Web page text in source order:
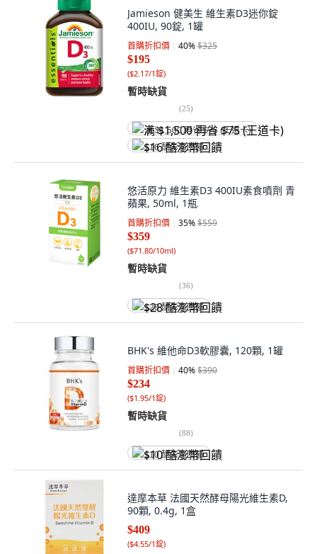
Jamieson 健美生 維生素D3迷你錠
400IU, 90錠, 1罐
首購折扣價 40%$325
$195
($2.17/1錠)
暫時缺貨
(25)
满 $1,500 再省 $75 (王道卡)
$16 酷澎幣回饋
悠活原力 維生素D3 400IU素食噴劑 青
蘋果, 50ml, 1瓶
首購折扣價 35%$559
$359
($71.80/10ml)
暫時缺貨
(36)
$28 酷澎幣回饋
BHK's 維他命D3軟膠囊, 120顆, 1罐
首購折扣價 40%$390
$234
($1.95/1錠)
暫時缺貨
(88)
$10 酷澎幣回饋
達摩本草 法國天然酵母陽光維生素D,
90顆, 0.4g, 1盒
$409
($4.55/1錠)